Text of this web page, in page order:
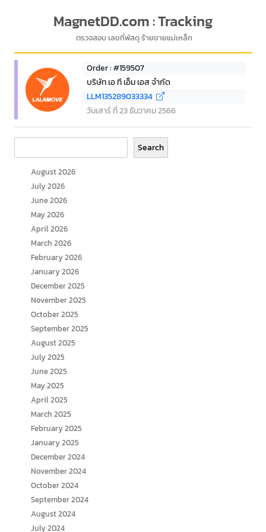
MagnetDD.com : Tracking
ตรวจสอบ เลขที่พัสดุ ร้ายขายแม่เหล็ก
Order : #159507
บริษัท เอ ที เอ็ม เอส จำกัด
LLM135289033334
วันเสาร์ ที่ 23 ธันวาคม 2566
Search
August 2026
July 2026
June 2026
May 2026
April 2026
March 2026
February 2026
January 2026
December 2025
November 2025
October 2025
September 2025
August 2025
July 2025
June 2025
May 2025
April 2025
March 2025
February 2025
January 2025
December 2024
November 2024
October 2024
September 2024
August 2024
July 2024